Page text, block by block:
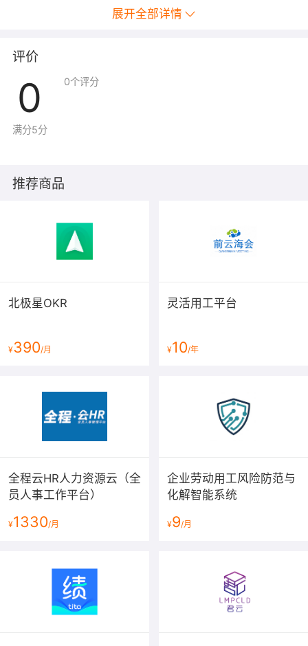
展开全部详情
评价
0
满分5分
0个评分
推荐商品
北极星OKR
¥390/月
灵活用工平台
¥10/年
全程云HR人力资源云（全
员人事工作平台）
¥1330/月
企业劳动用工风险防范与
化解智能系统
¥9/月